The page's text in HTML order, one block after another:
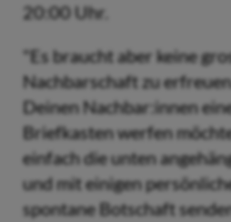
20:00 Uhr.
"Es braucht aber keine
Nachbarschaft zu
Deinen Nachbar:innen
Briefkasten werfen
einfach die unten
und mit einigen
spontane Botschaft